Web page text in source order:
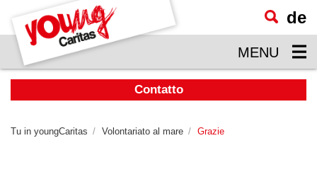
visualizzare
il
contenuto
principale
de
MENU
Contatto
Tu in youngCaritas Volontariato al mare Grazie